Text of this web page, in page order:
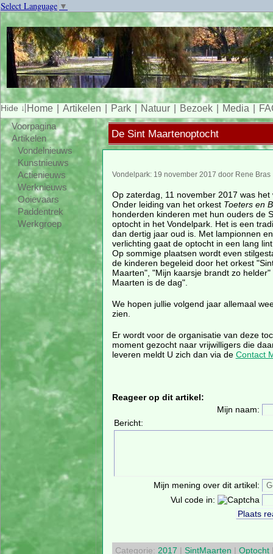
Select Language ▼
Home Artikelen Park Natuur Bezoek Media
Voorpagina
Artikelen
Vondelnieuws
Kunstnieuws
Actienieuws
Werknieuws
Ooievaars
Paddentrek
Werkgroep
De Sint Maartenoptocht
Vondelpark: 19 november 2017 door Rene Bras
Op zaterdag, 11 november 2017 was het
Onder leiding van het orkest Toeters en
honderden kinderen met hun ouders de
optocht in het Vondelpark. Het is een
dan dertig jaar oud is. Met lampionnen
verlichting gaat de optocht in een lang
Op sommige plaatsen wordt even
de kinderen begeleid door het orkest
Maarten", "Mijn kaarsje brandt zo helder"
Maarten is de dag".
We hopen jullie volgend jaar allemaal
zien.
Er wordt voor de organisatie van deze
moment gezocht naar vrijwilligers die
leveren meldt U zich dan via de Contact
Reageer op dit artikel:
Mijn naam:
Bericht:
Mijn mening over dit artikel:
Vul code in:
Categorie: 2017 | SintMaarten | Optocht